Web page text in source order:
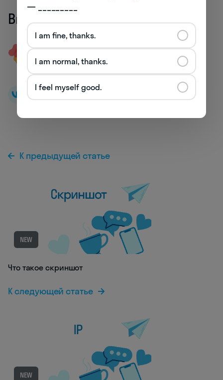
Видео по теме «Прокси»
Александра Умнова
Автор Skyeng
К предыдущей статье
NEW
Что такое скриншот
К следующей статье
NEW
— _________
I am fine, thanks.
I am normal, thanks.
I feel myself good.